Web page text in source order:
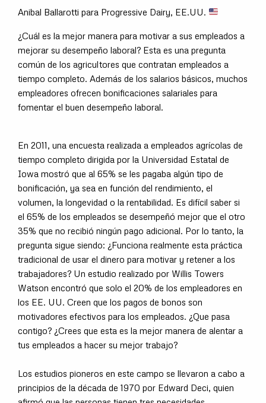
Anibal Ballarotti para Progressive Dairy, EE.UU.
¿Cuál es la mejor manera para motivar a sus empleados a
mejorar su desempeño laboral? Esta es una pregunta
común de los agricultores que contratan empleados a
tiempo completo. Además de los salarios básicos, muchos
empleadores ofrecen bonificaciones salariales para
fomentar el buen desempeño laboral.
En 2011, una encuesta realizada a empleados agrícolas de
tiempo completo dirigida por la Universidad Estatal de
Iowa mostró que al 65% se les pagaba algún tipo de
bonificación, ya sea en función del rendimiento, el
volumen, la longevidad o la rentabilidad. Es difícil saber si
el 65% de los empleados se desempeñó mejor que el otro
35% que no recibió ningún pago adicional. Por lo tanto, la
pregunta sigue siendo: ¿Funciona realmente esta práctica
tradicional de usar el dinero para motivar y retener a los
trabajadores? Un estudio realizado por Willis Towers
Watson encontró que solo el 20% de los empleadores en
los EE. UU. Creen que los pagos de bonos son
motivadores efectivos para los empleados. ¿Que pasa
contigo? ¿Crees que esta es la mejor manera de alentar a
tus empleados a hacer su mejor trabajo?
Los estudios pioneros en este campo se llevaron a cabo a
principios de la década de 1970 por Edward Deci, quien